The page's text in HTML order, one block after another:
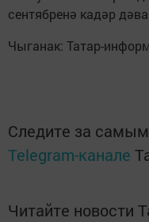
сентябренә кадәр
Чыганак: Татар-
Следите за
Telegram-канале
Читайте новости